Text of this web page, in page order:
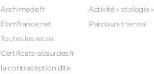
Archimede.fr
Ebmfrance.net
Toutes les recos
Certificats-absurdes.fr
la contraception dite
Activité « otologie »
Parcours triennal